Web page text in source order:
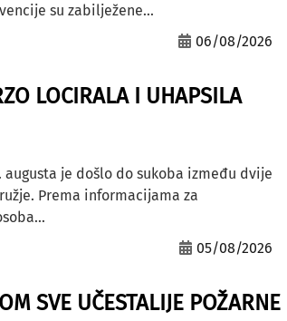
su zabilježene...
06/08/2026
LOCIRALA I UHAPSILA
augusta je došlo do sukoba između dvije
Prema informacijama za
05/08/2026
SVE UČESTALIJE POŽARNE